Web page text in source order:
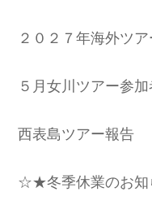
２０２７年海外ツ
５月女川ツアー参
西表島ツアー報告
☆★冬季休業のお